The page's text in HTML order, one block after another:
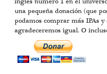
una pequeña donación (que
podamos comprar más IPAs
agradeceremos igual. O